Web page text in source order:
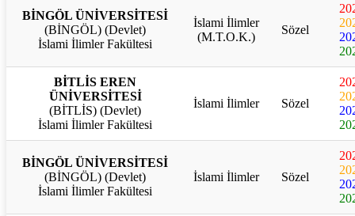
BİNGÖL ÜNİVERSİTESİ
(BİNGÖL) (Devlet)
İslami İlimler Fakültesi
İslami İlimler
(M.T.O.K.)
Sözel
BİTLİS EREN
ÜNİVERSİTESİ
(BİTLİS) (Devlet)
İslami İlimler Fakültesi
İslami İlimler Sözel
BİNGÖL ÜNİVERSİTESİ
(BİNGÖL) (Devlet)
İslami İlimler Fakültesi
İslami İlimler Sözel